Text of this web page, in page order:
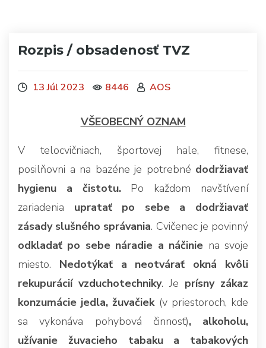
Rozpis / obsadenosť TVZ
13 Júl 2023 8446 AOS
VŠEOBECNÝ OZNAM
V telocvičniach, športovej hale, fitnese,
posilňovni a na bazéne je potrebné dodržiavať
hygienu a čistotu.Po každom navštívení
zariadenia upratať po sebe a dodržiavať
zásady slušného správania. Cvičenec je povinný
odkladať po sebe náradie a náčinie na svoje
miesto. Nedotýkať a neotvárať okná kvôli
rekupurácií vzduchotechniky. Je prísny zákaz
konzumácie jedla, žuvačiek (v priestoroch, kde
sa vykonáva pohybová činnosť), alkoholu,
užívanie žuvacieho tabaku a tabakových